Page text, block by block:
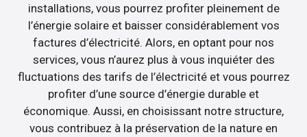
installations, vous pourrez profiter pleinement de
l’énergie solaire et baisser considérablement vos
factures d’électricité. Alors, en optant pour nos
services, vous n’aurez plus à vous inquiéter des
fluctuations des tarifs de l’électricité et vous pourrez
profiter d’une source d’énergie durable et
économique. Aussi, en choisissant notre structure,
vous contribuez à la préservation de la nature en